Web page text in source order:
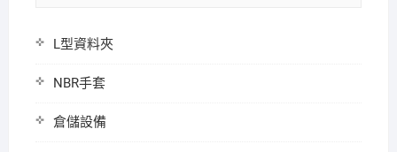
L型資料夾
NBR手套
倉儲設備